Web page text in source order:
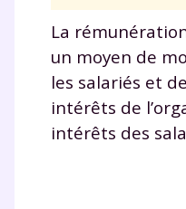
La
un moyen de
les salariés et
intérêts de
intérêts des